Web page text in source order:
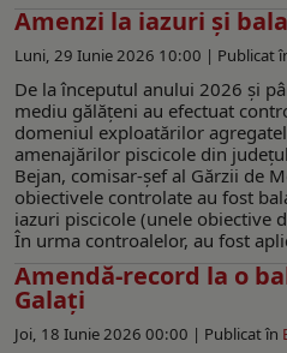
Amenzi la iazuri și
Luni, 29 Iunie 2026 10:00 | Publicat
De la începutul anului 2026 și
mediu gălățeni au efectuat
domeniul exploatărilor
amenajărilor piscicole din
Bejan, comisar-șef al Gărzii de
obiectivele controlate au fost
iazuri piscicole (unele obiective
În urma controalelor, au fost
Amendă-record la o
Galați
Joi, 18 Iunie 2026 00:00 | Publicat în